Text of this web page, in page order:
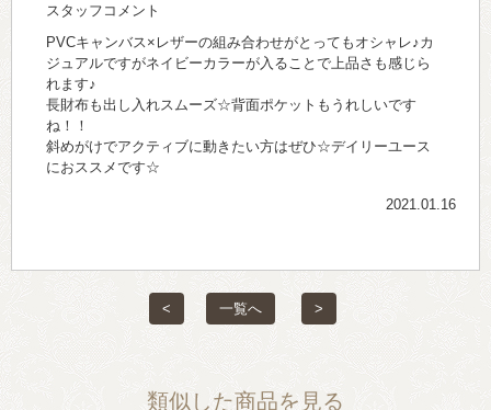
スタッフコメント
PVCキャンバス×レザーの組み合わせがとってもオシャレ♪カ
ジュアルですがネイビーカラーが入ることで上品さも感じら
れます♪
長財布も出し入れスムーズ☆背面ポケットもうれしいです
ね！！
斜めがけでアクティブに動きたい方はぜひ☆デイリーユース
におススメです☆
2021.01.16
< 一覧へ >
類似した商品を見る